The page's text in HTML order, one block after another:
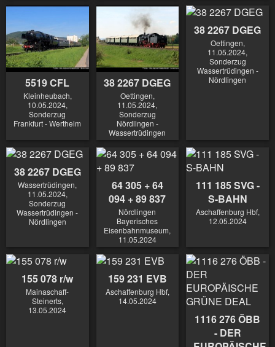
5519 CFL
Kleinheubach,
10.05.2024,
Sonderzug
Frankfurt - Wertheim
38 2267 DGEG
Oettingen,
11.05.2024,
Sonderzug
Nördlingen -
Wassertrüdingen
38 2267 DGEG
Oettingen,
11.05.2024,
Sonderzug
Wassertrüdingen -
Nördlingen
38 2267 DGEG
Wassertrüdingen,
11.05.2024,
Sonderzug
Wassertrüdingen -
Nördlingen
64 305 + 64
094 + 89 837
Nördlingen
Bayerisches
Eisenbahnmuseum,
11.05.2024
111 185 SVG -
S-BAHN
Aschaffenburg Hbf,
12.05.2024
155 078 r/w
Mainaschaff-
Steinerts,
13.05.2024
159 231 EVB
Aschaffenburg Hbf,
14.05.2024
1116 276 ÖBB
- DER